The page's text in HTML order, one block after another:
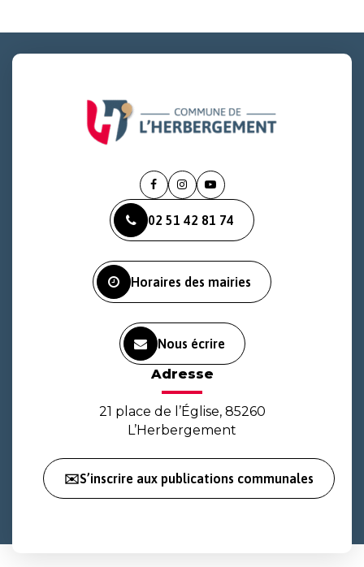
Lien
le
compte
Lien
le
compte
Lien
la
chaîne
02 51 42 81 74
Horaires des mairies
Nous écrire
Adresse
21 place de l’Église, 85260
L’Herbergement
✉️S’inscrire aux publications communales